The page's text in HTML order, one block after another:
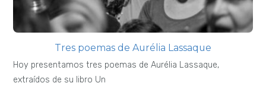
Tres poemas de Aurélia Lassaque
Hoy presentamos tres poemas de Aurélia Lassaque,
extraídos de su libro Un